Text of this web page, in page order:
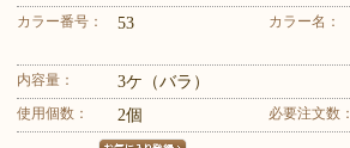
カラー番号： 53 カラー名：
内容量： 3ケ（バラ）
使用個数： 2個 必要注文数：